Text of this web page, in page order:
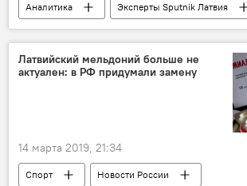
Аналитика
Эксперты Sputnik Латвия
Россия
США Венесуэла
Латвийский мельдоний больше не
актуален: в РФ придумали замену
14 марта 2019, 21:34
Спорт
Новости России